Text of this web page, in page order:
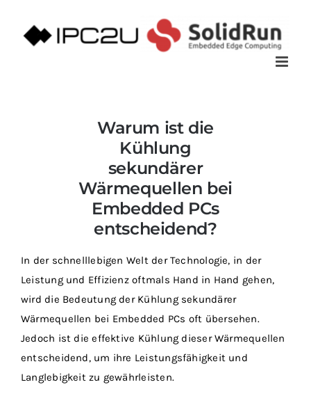
Inhalt
springen
Warum ist die
Kühlung
sekundärer
Wärmequellen bei
Embedded PCs
entscheidend?
In der schnelllebigen Welt der Technologie, in der
Leistung und Effizienz oftmals Hand in Hand gehen,
wird die Bedeutung der Kühlung sekundärer
Wärmequellen bei Embedded PCs oft übersehen.
Jedoch ist die effektive Kühlung dieser Wärmequellen
entscheidend, um ihre Leistungsfähigkeit und
Langlebigkeit zu gewährleisten.